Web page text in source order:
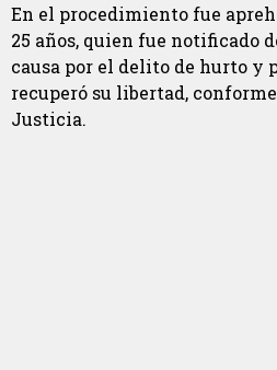
En el procedimiento fue
25 años, quien fue notificado
causa por el delito de hurto y
recuperó su libertad,
Justicia.